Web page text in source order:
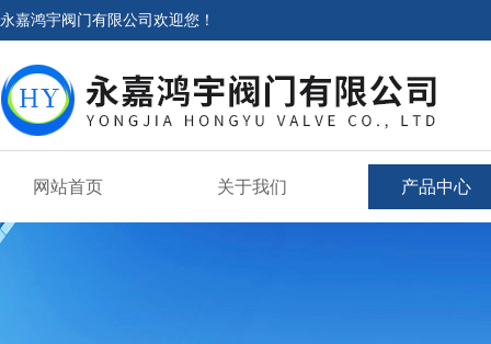
永嘉鸿宇阀门有限公司欢迎您！
网站首页 关于我们 产品中心